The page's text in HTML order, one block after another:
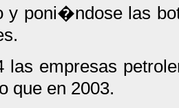
y poni�ndose las
las empresas
que en 2003.